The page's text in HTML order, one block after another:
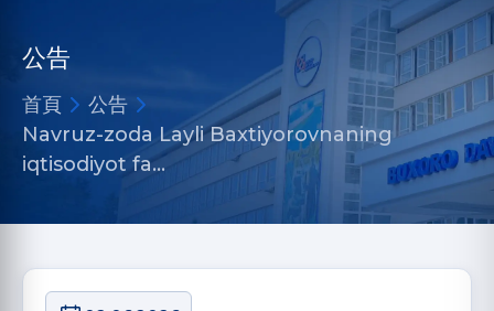
公告
首頁
公告
Navruz-zoda Layli Baxtiyorovnaning
iqtisodiyot fa…